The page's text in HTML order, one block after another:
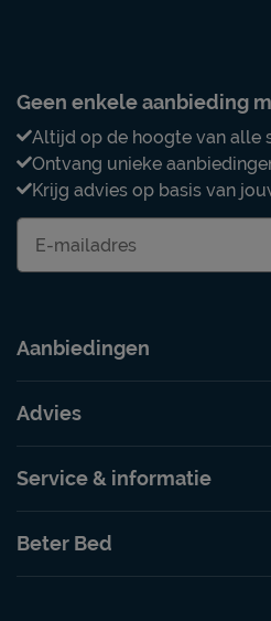
Geen enkele aanbieding
Altijd op de hoogte van alle
Ontvang unieke
Krijg advies op basis van
Aanbiedingen
Advies
Service & informatie
Beter Bed